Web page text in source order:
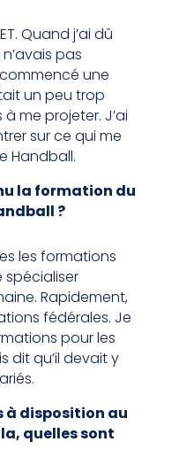
Quand j’ai dû
pas
une
un peu trop
me projeter. J’ai
sur ce qui me
Handball.
la formation du
?
les formations
spécialiser
Rapidement,
fédérales. Je
pour les
dit qu’il devait y
à disposition au
quelles sont